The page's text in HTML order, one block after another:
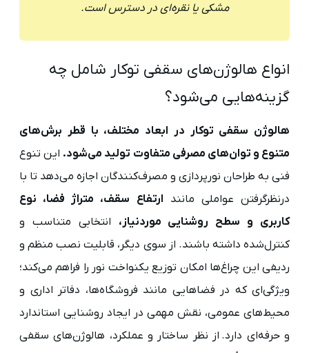
مشکی یا نقره‌ای در دسترس است.
انواع هالوژن‌های سقفی توکار شامل چه
گزینه‌هایی می‌شود؟
هالوژن سقفی توکار در ابعاد مختلف، با قطر برش‌های
متنوع و توان‌های مصرفی متفاوت تولید می‌شود. این تنوع
فنی به طراحان نورپردازی و مصرف‌کنندگان اجازه می‌دهد تا با
درنظرگرفتن عواملی مانند ارتفاع سقف، متراژ فضا، نوع
کاربری و سطح روشنایی موردنیاز، انتخابی متناسب و
کنترل‌شده داشته باشند. از سوی دیگر، قابلیت نصب منظم و
ردیفی این چراغ‌ها امکان توزیع یکنواخت نور را فراهم می‌کند؛
ویژگی‌ای که در فضاهایی مانند فروشگاه‌ها، دفاتر اداری و
محیط‌های عمومی، نقش مهمی در ایجاد روشنایی استاندارد
و حرفه‌ای دارد. از نظر ساختار و عملکرد، هالوژن‌های سقفی